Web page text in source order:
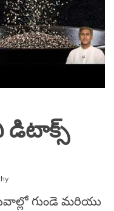
డిటాక్స్
గుండె మరియు